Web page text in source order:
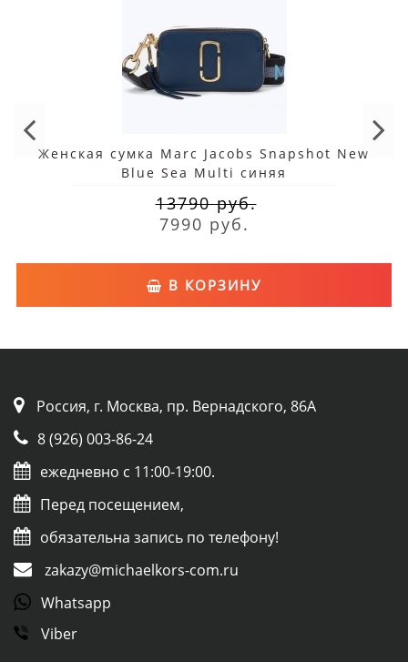
Женская сумка Marc Jacobs Snapshot New
Blue Sea Multi синяя
13790 руб.
7990 руб.
В КОРЗИНУ
Россия, г. Москва, пр. Вернадского, 86А
8 (926) 003-86-24
ежедневно с 11:00-19:00.
Перед посещением,
обязательна запись по телефону!
zakazy@michaelkors-com.ru
Whatsapp
Viber